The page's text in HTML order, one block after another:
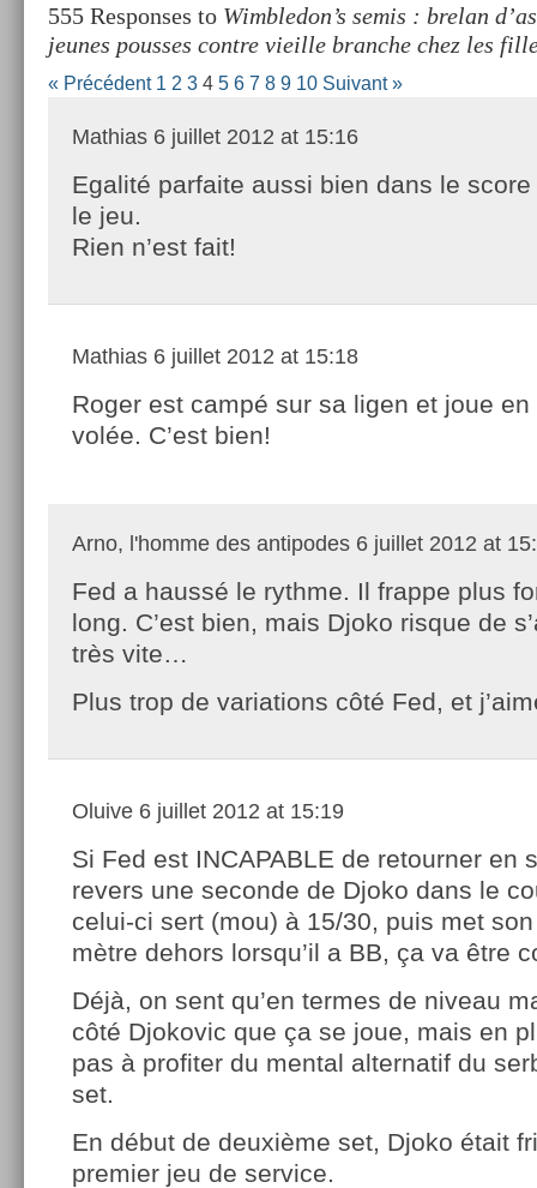
555 Responses to Wimbledon’s semis : brelan
jeunes pousses contre vieille branche chez les
« Précédent 1 2 3 4 5 6 7 8 9 10 Suivant »
Mathias 6 juillet 2012 at 15:16
Egalité parfaite aussi bien dans le
le jeu.
Rien n’est fait!
Mathias 6 juillet 2012 at 15:18
Roger est campé sur sa ligen et joue en
volée. C’est bien!
Arno, l'homme des antipodes 6 juillet 2012 at
Fed a haussé le rythme. Il frappe plus
long. C’est bien, mais Djoko risque de
très vite…
Plus trop de variations côté Fed, et
Oluive 6 juillet 2012 at 15:19
Si Fed est INCAPABLE de retourner en
revers une seconde de Djoko dans le
celui-ci sert (mou) à 15/30, puis met
mètre dehors lorsqu’il a BB, ça va être
Déjà, on sent qu’en termes de niveau
côté Djokovic que ça se joue, mais en
pas à profiter du mental alternatif du
set.
En début de deuxième set, Djoko était
premier jeu de service.